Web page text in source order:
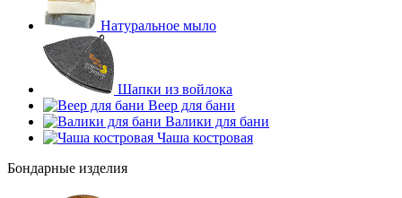
Натуральное мыло
Шапки из войлока
Веер для бани
Валики для бани
Чаша костровая
Бондарные изделия